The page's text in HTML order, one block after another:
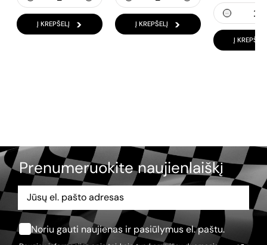
Į KREPŠELĮ Į KREPŠELĮ
Į KREPŠELĮ
Prenumeruokite naujienlaiškį
Noriu gauti naujienas ir pasiūlymus el. paštu.